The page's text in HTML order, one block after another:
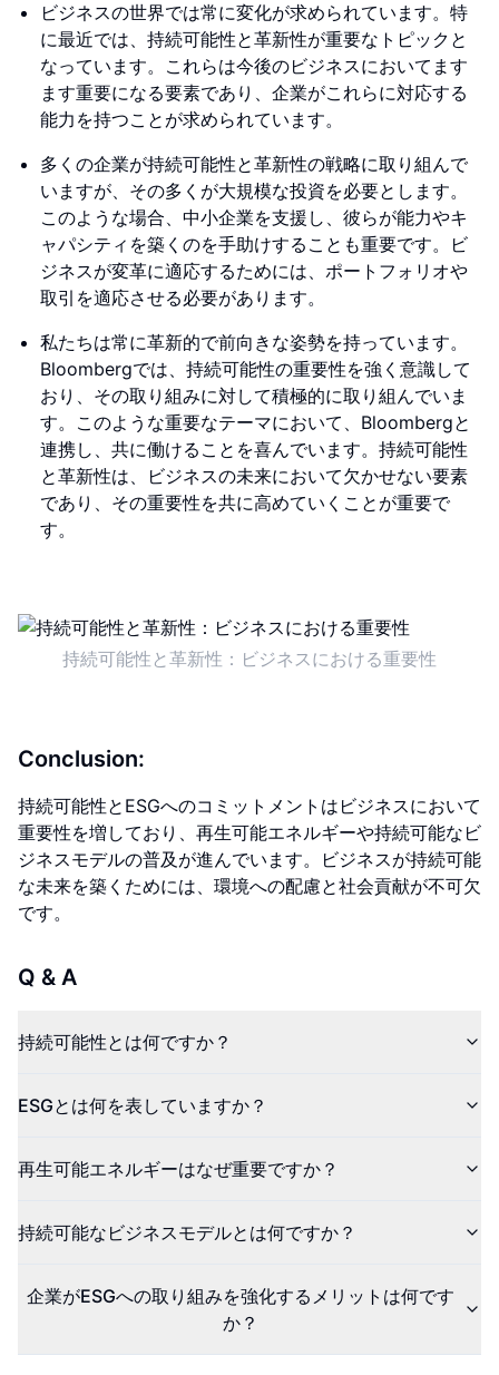
ビジネスの世界では常に変化が求められています。特
に最近では、持続可能性と革新性が重要なトピックと
なっています。これらは今後のビジネスにおいてます
ます重要になる要素であり、企業がこれらに対応する
能力を持つことが求められています。
多くの企業が持続可能性と革新性の戦略に取り組んで
いますが、その多くが大規模な投資を必要とします。
このような場合、中小企業を支援し、彼らが能力やキ
ャパシティを築くのを手助けすることも重要です。ビ
ジネスが変革に適応するためには、ポートフォリオや
取引を適応させる必要があります。
私たちは常に革新的で前向きな姿勢を持っています。
Bloombergでは、持続可能性の重要性を強く意識して
おり、その取り組みに対して積極的に取り組んでいま
す。このような重要なテーマにおいて、Bloombergと
連携し、共に働けることを喜んでいます。持続可能性
と革新性は、ビジネスの未来において欠かせない要素
であり、その重要性を共に高めていくことが重要で
す。
持続可能性と革新性：ビジネスにおける重要性
Conclusion:
持続可能性とESGへのコミットメントはビジネスにおいて
重要性を増しており、再生可能エネルギーや持続可能なビ
ジネスモデルの普及が進んでいます。ビジネスが持続可能
な未来を築くためには、環境への配慮と社会貢献が不可欠
です。
Q & A
持続可能性とは何ですか？
ESGとは何を表していますか？
再生可能エネルギーはなぜ重要ですか？
持続可能なビジネスモデルとは何ですか？
企業がESGへの取り組みを強化するメリットは何です
か？